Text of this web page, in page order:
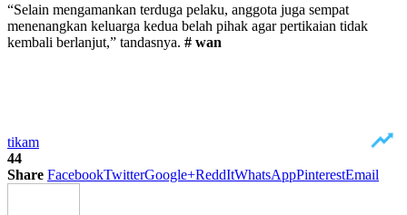
“Selain mengamankan terduga pelaku, anggota juga sempat
menenangkan keluarga kedua belah pihak agar pertikaian tidak
kembali berlanjut,” tandasnya. # wan
tikam
44
Share FacebookTwitterGoogle+ReddItWhatsAppPinterestEmail